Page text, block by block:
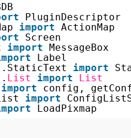
PluginDescriptor
import ActionMap
Screen
import MessageBox
Label
import
List import
List
import
config,
import
LoadPixmap